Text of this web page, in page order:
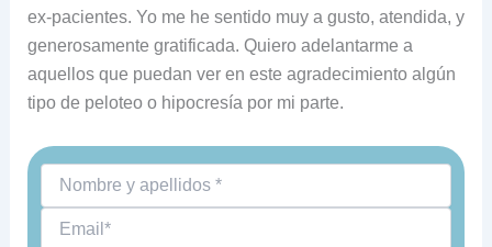
ex-pacientes. Yo me he sentido muy a gusto, atendida, y
generosamente gratificada. Quiero adelantarme a
aquellos que puedan ver en este agradecimiento algún
tipo de peloteo o hipocresía por mi parte.